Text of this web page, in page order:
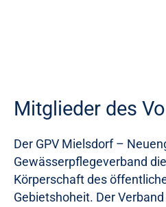
Mitglieder des
Der GPV Mielsdorf –
Gewässerpflegeverband
Körperschaft des
Gebietshoheit. Der